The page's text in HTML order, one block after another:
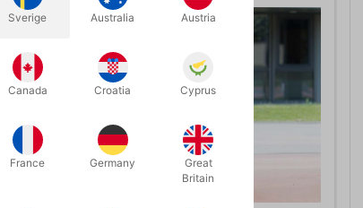
Sverige Australia Austria
Canada Croatia Cyprus
France Germany
Great
Britain